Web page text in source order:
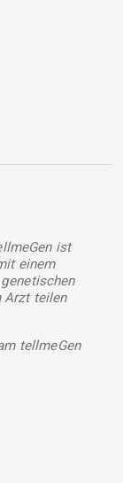
ist
einem
Arzt teilen
tellmeGen